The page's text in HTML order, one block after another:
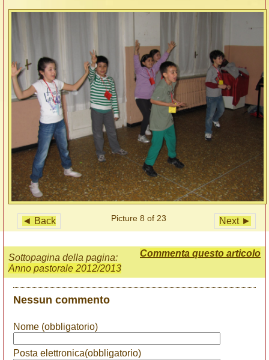
◄ Back Next ►
Picture 8 of 23
Commenta questo articolo
Sottopagina della pagina:
Anno pastorale 2012/2013
Nessun commento
Nome (obbligatorio)
Posta elettronica(obbligatorio)